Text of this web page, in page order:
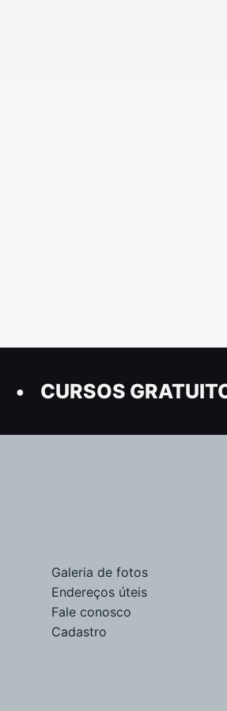
CURSOS
Galeria de fotos
Endereços úteis
Fale conosco
Cadastro